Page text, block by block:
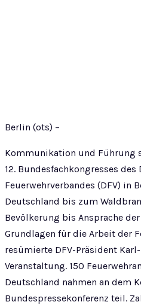
Berlin (ots) –
Kommunikation und Führung
12. Bundesfachkongresses des
Feuerwehrverbandes (DFV) in
Deutschland bis zum
Bevölkerung bis Ansprache
Grundlagen für die Arbeit der
resümierte DFV-Präsident
Veranstaltung. 150
Deutschland nahmen an dem
Bundespressekonferenz teil.